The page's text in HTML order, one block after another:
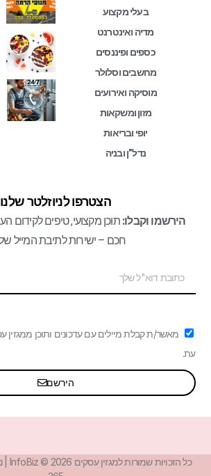
בעלי מקצוע
מדיה ואינטרנט
כספים ופיננסים
מחשבים וסלולר
מוסיקה ואירועים
מזון ומשקאות
יופי ובריאות
נדל”ן ובניה
הצטרפו לניוזלטר שלנו
הירשמו וקבלו: תוכן מקצועי, טיפים לקידום
חכם – ישירות לתיבת המייל
מאשר/ת קבלת מיילים עם עדכונים ותוכן ממגזין
עת.
הירשם